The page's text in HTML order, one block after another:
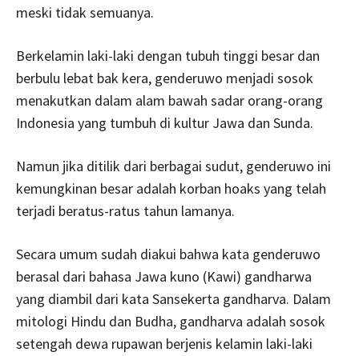
meski tidak semuanya.
Berkelamin laki-laki dengan tubuh tinggi besar dan
berbulu lebat bak kera, genderuwo menjadi sosok
menakutkan dalam alam bawah sadar orang-orang
Indonesia yang tumbuh di kultur Jawa dan Sunda.
Namun jika ditilik dari berbagai sudut, genderuwo ini
kemungkinan besar adalah korban hoaks yang telah
terjadi beratus-ratus tahun lamanya.
Secara umum sudah diakui bahwa kata genderuwo
berasal dari bahasa Jawa kuno (Kawi) gandharwa
yang diambil dari kata Sansekerta gandharva. Dalam
mitologi Hindu dan Budha, gandharva adalah sosok
setengah dewa rupawan berjenis kelamin laki-laki